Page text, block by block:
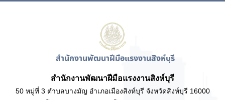
สำนักงานพัฒนาฝีมือแรงงานสิงห์บุรี
สำนักงานพัฒนาฝีมือแรงงานสิงห์บุรี
50 หมู่ที่ 3 ตำบลบางมัญ อำเภอเมืองสิงห์บุรี จังหวัดสิงห์บุรี 16000